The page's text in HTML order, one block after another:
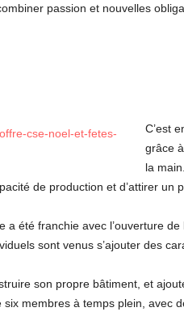
passion et nouvelles
C’est
grâce
la
de production et d’attirer un
a été franchie avec l’ouverture
sont venus s’ajouter des
son propre bâtiment, et
six membres à temps plein,